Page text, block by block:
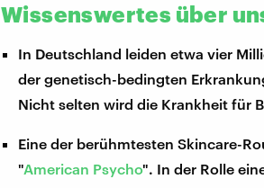
Wissenswertes über
In Deutschland leiden etwa vier
der genetisch-bedingten
Nicht selten wird die Krankheit für
Eine der berühmtesten Skincare-
"American Psycho". In der Rolle